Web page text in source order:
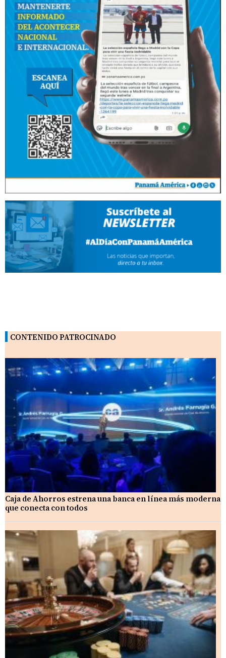
CONTENIDO PATROCINADO
Caja de Ahorros estrena una banca en línea más moderna
que conecta con todos